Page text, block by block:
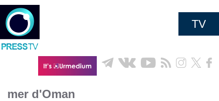
TV
mer d'Oman